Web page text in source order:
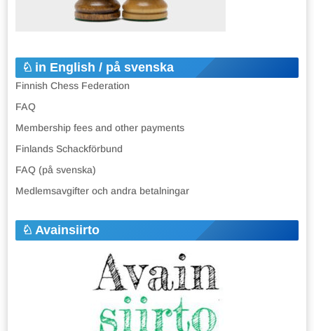
in English / på svenska
Finnish Chess Federation
FAQ
Membership fees and other payments
Finlands Schackförbund
FAQ (på svenska)
Medlemsavgifter och andra betalningar
Avainsiirto